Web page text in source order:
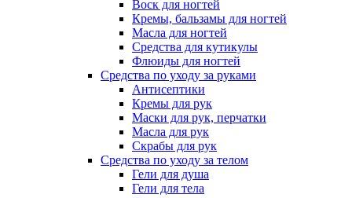
Воск для ногтей
Кремы, бальзамы для ногтей
Масла для ногтей
Средства для кутикулы
Флюиды для ногтей
Средства по уходу за руками
Антисептики
Кремы для рук
Маски для рук, перчатки
Масла для рук
Скрабы для рук
Средства по уходу за телом
Гели для душа
Гели для тела